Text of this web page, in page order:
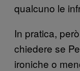
qualcuno le
In pratica,
chiedere se
ironiche o